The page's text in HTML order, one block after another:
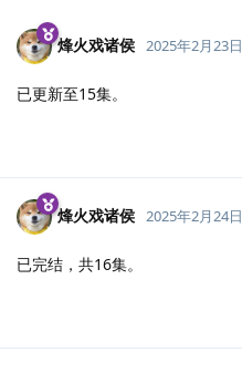
烽火戏诸侯 2025年2月23日
已更新至15集。
烽火戏诸侯 2025年2月24日
已完结，共16集。